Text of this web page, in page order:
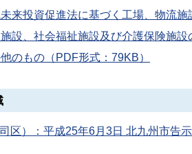
来投資促進法に基づく工場、物流施
設、社会福祉施設及び介護保険施設
のもの（PDF形式：79KB）
区）：平成25年6月3日 北九州市告